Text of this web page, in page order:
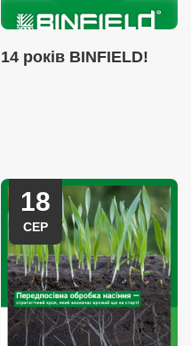
14 років BINFIELD!
18
СЕР